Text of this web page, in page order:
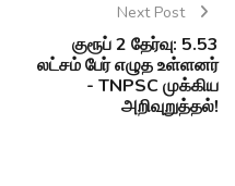
Next Post
குரூப் 2 தேர்வு: 5.53
லட்சம் பேர் எழுத உள்ளனர்
- TNPSC முக்கிய
அறிவுறுத்தல்!